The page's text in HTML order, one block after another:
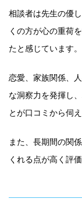
相談者は先生の優
くの方が心の重荷
たと感じています。
恋愛、家族関係、
な洞察力を発揮し
とが口コミから伺え
また、長期間の関
くれる点が高く評